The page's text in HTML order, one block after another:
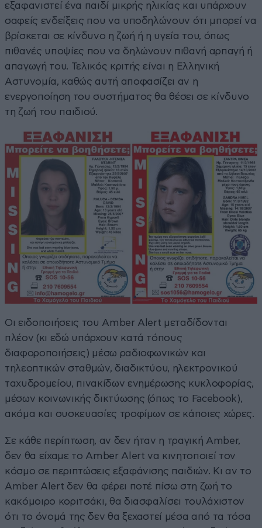
εξαφανιστεί ένα παιδί μικρής ηλικίας και υπάρχουν
σαφείς ενδείξεις που να υποδηλώνουν ότι μπορεί να
βρίσκεται σε κίνδυνο η ζωή ή η υγεία του, όπως
πιθανές υποψίες που να δηλώνουν πιθανή αρπαγή ή
απαγωγή του. Τελικός κριτής είναι η Ελληνική
Αστυνομία, καθώς αυτή αποφασίζει αν η
ενεργοποίηση του συστήματος θα θέσει σε κίνδυνο
τη ζωή του παιδιού.
Οι ειδοποιήσεις του Amber Alert μεταδίδονται
πλέον (κι εδώ υπάρχουν κατά τόπους
διαφοροποιήσεις) μέσω ραδιοφωνικών και
τηλεοπτικών σταθμών, διαδικτύου, ηλεκτρονικού
ταχυδρομείου, πινακίδων ενημέρωσης κυκλοφορίας,
μέσων κοινωνικής δικτύωσης (όπως το Facebook),
ακόμα και συσκευασίες τροφίμων σε κάποιες χώρες.
Σε κάθε περίπτωση, αν δεν ήταν η τραγική Amber,
δεν θα είχαμε το Amber Alert να κινητοποιεί τον
κόσμο σε περιπτώσεις εξαφάνισης παιδιών. Κι αν το
Amber Alert δεν θα φέρει ποτέ πίσω στη ζωή το
κακόμοιρο κοριτσάκι, θα διασφαλίσει τουλάχιστον
ότι το όνομά της δεν θα ξεχαστεί μέσα από τα τόσα